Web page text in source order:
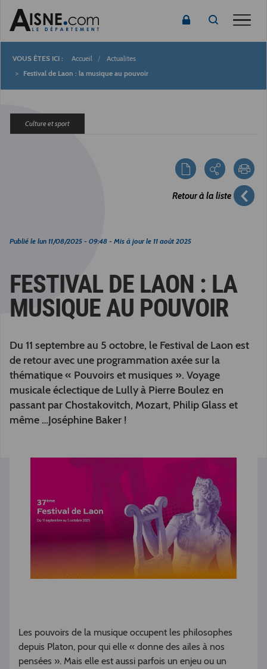
Fil
Accueil
Actualites
Festival de Laon : la musique au pouvoir
Culture et sport
Retour à la liste
Publié le lun 11/08/2025 - 09:48 - Mis à jour le 11 août 2025
FESTIVAL DE LAON : LA
MUSIQUE AU POUVOIR
Du 11 septembre au 5 octobre, le Festival de Laon est
de retour avec une programmation axée sur la
thématique « Pouvoirs et musiques ». Voyage
musicale éclectique de Lully à Pierre Boulez en
passant par Chostakovitch, Mozart, Philip Glass et
même …Joséphine Baker !
Les pouvoirs de la musique occupent les philosophes
depuis Platon, pour qui elle « donne des ailes à nos
pensées ». Mais elle est aussi parfois un enjeu ou un